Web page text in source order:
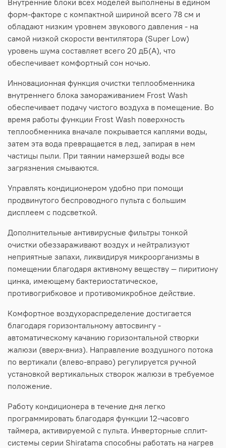
форм-факторе с компактной шириной всего 78 см и
обладают низким уровнем звукового давления - на
самой низкой скорости вентилятора (Super Low)
уровень шума составляет всего 20 дБ(А), что
обеспечивает комфортный сон ночью.
Инновационная функция очистки теплообменника
внутреннего блока замораживанием Frost Wash
обеспечивает подачу чистого воздуха в помещение. Во
время работы функции Frost Wash поверхность
теплообменника вначале покрывается каплями воды,
затем эта вода превращается в лед, запирая в нем
частицы пыли. При таянии намерзшей воды все
загрязнения смываются.
Управлять кондиционером удобно при помощи
продвинутого беспроводного пульта с большим
дисплеем с подсветкой.
Дополнительные антивирусные фильтры тонкой
очистки обеззараживают воздух и нейтрализуют
неприятные запахи, ликвидируя микроорганизмы в
помещении благодаря активному веществу — пиритиону
цинка, имеющему бактериостатическое,
противогрибковое и противомикробное действие.
Комфортное воздухораспределение достигается
благодаря горизонтальному автосвингу -
автоматическому качанию горизонтальной створки
жалюзи (вверх-вниз). Направление воздушного потока
по вертикали (влево-вправо) регулируется ручной
установкой вертикальных створок жалюзи в требуемое
положение.
Работу кондиционера в течение дня легко
программировать благодаря функции 12-часовго
таймера, активируемой с пульта. Инверторные сплит-
системы серии Shiratama способны работать на нагрев